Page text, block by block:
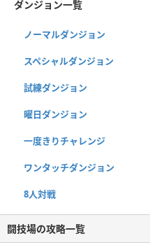
ダンジョン一覧
ノーマルダンジョン
スペシャルダンジョン
試練ダンジョン
曜日ダンジョン
一度きりチャレンジ
ワンタッチダンジョン
8人対戦
闘技場の攻略一覧